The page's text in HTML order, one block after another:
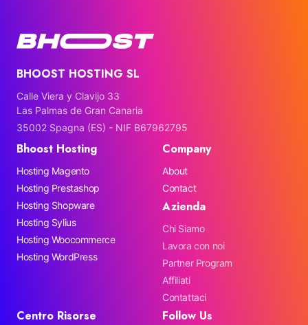
BHOOST HOSTING SL
Calle Viera y Clavijo 33
Las Palmas de Gran Canaria
35002 Spagna (ES) - NIF B67962795
Bhoost Hosting
Hosting Magento
Hosting Prestashop
Hosting Shopware
Hosting Sylius
Hosting Woocommerce
Hosting WordPress
Company
About
Contact
Azienda
Chi Siamo
Lavora con noi
Partner Program
Affiliati
Contattaci
Centro Risorse Follow Us